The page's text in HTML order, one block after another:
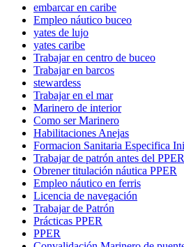
embarcar en caribe
Empleo náutico buceo
yates de lujo
yates caribe
Trabajar en centro de buceo
Trabajar en barcos
stewardess
Trabajar en el mar
Marinero de interior
Como ser Marinero
Habilitaciones Anejas
Formacion Sanitaria Especifica
Trabajar de patrón antes del PPER
Obrener titulación náutica PPER
Empleo náutico en ferris
Licencia de navegación
Trabajar de Patrón
Prácticas PPER
PPER